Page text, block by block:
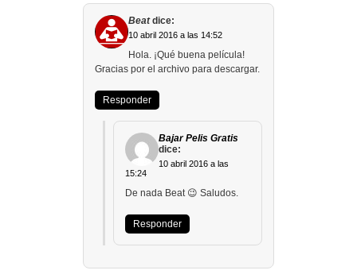
Beat dice:
10 abril 2016 a las 14:52
Hola. ¡Qué buena película!
Gracias por el archivo para descargar.
Responder
Bajar Pelis Gratis
dice:
10 abril 2016 a las
15:24
De nada Beat 😉 Saludos.
Responder